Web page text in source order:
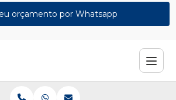
orçamento por Whatsapp